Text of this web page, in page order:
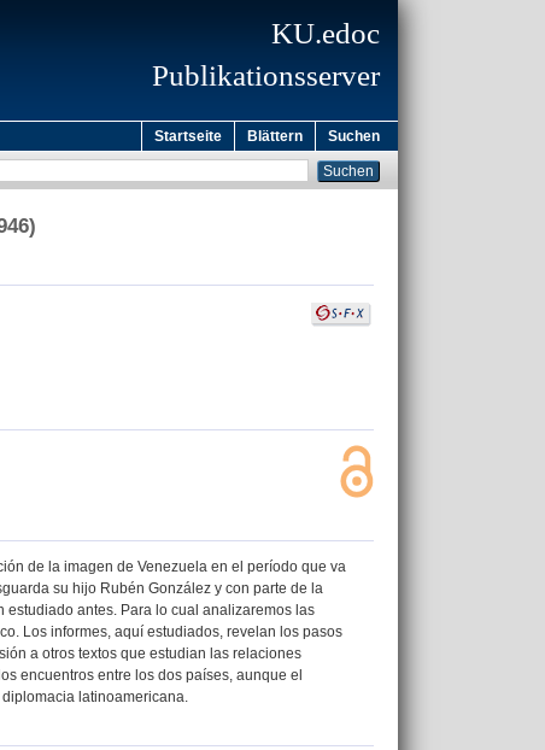
KU.edoc
Publikationsserver
Startseite Blättern Suchen
de la imagen de Venezuela en el período que va
su hijo Rubén González y con parte de la
antes. Para lo cual analizaremos las
Los informes, aquí estudiados, revelan los pasos
a otros textos que estudian las relaciones
encuentros entre los dos países, aunque el
latinoamericana.